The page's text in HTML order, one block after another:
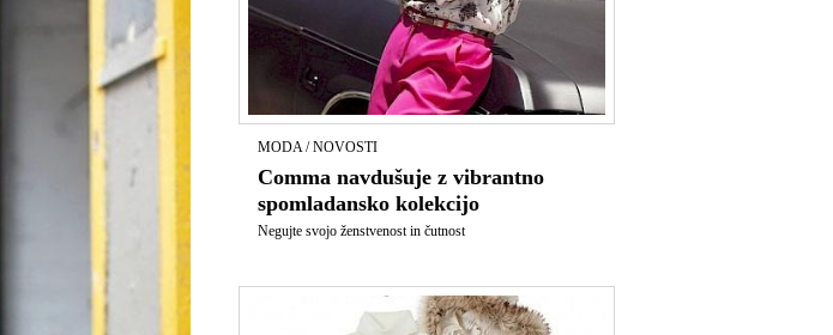
MODA / NOVOSTI
Comma navdušuje z vibrantno
spomladansko kolekcijo
Negujte svojo ženstvenost in čutnost